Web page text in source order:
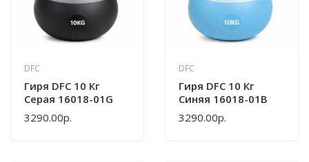
DFC
Гиря DFC 10 Кг
Серая 16018-01G
3290.00р.
DFC
Гиря DFC 10 Кг
Синяя 16018-01B
3290.00р.